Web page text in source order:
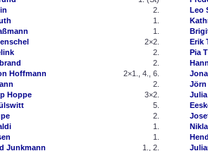
2.
1.
1.
2×2.
2.
2.
Hoffmann
2×1., 4., 6.
2.
Hoppe
3×2.
5.
2.
1.
1.
Junkmann
1., 2.
Leo
Erik
Pia
Jörn
Julia